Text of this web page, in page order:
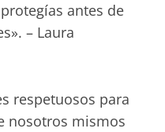
antes de
– Laura
respetuosos para
nosotros mismos